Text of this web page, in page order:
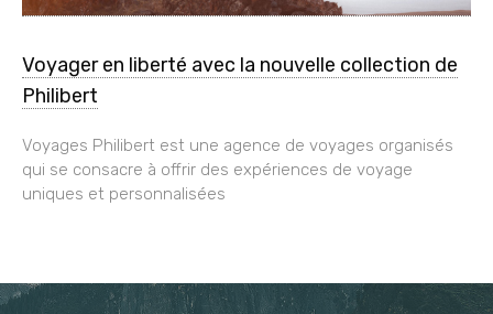
Voyager en liberté avec la nouvelle collection de
Philibert
Voyages Philibert est une agence de voyages organisés
qui se consacre à offrir des expériences de voyage
uniques et personnalisées